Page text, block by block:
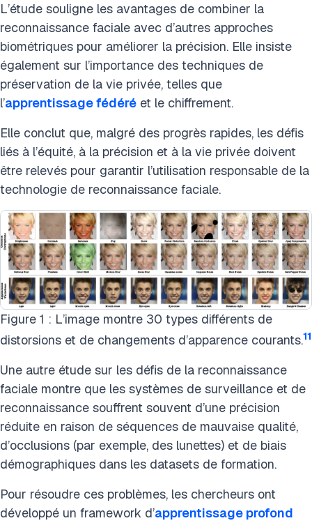
L’étude souligne les avantages de combiner la
reconnaissance faciale avec d’autres approches
biométriques pour améliorer la précision. Elle insiste
également sur l’importance des techniques de
préservation de la vie privée, telles que
l’apprentissage fédéré et le chiffrement.
Elle conclut que, malgré des progrès rapides, les défis
liés à l’équité, à la précision et à la vie privée doivent
être relevés pour garantir l’utilisation responsable de la
technologie de reconnaissance faciale.
Figure 1 : L’image montre 30 types différents de
distorsions et de changements d’apparence courants.11
Une autre étude sur les défis de la reconnaissance
faciale montre que les systèmes de surveillance et de
reconnaissance souffrent souvent d’une précision
réduite en raison de séquences de mauvaise qualité,
d’occlusions (par exemple, des lunettes) et de biais
démographiques dans les datasets de formation.
Pour résoudre ces problèmes, les chercheurs ont
développé un framework d’apprentissage profond